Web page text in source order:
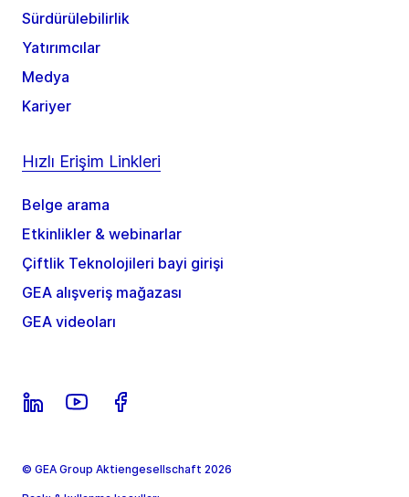
Sürdürülebilirlik
Yatırımcılar
Medya
Kariyer
Hızlı Erişim Linkleri
Belge arama
Etkinlikler & webinarlar
Çiftlik Teknolojileri bayi girişi
GEA alışveriş mağazası
GEA videoları
© GEA Group Aktiengesellschaft 2026